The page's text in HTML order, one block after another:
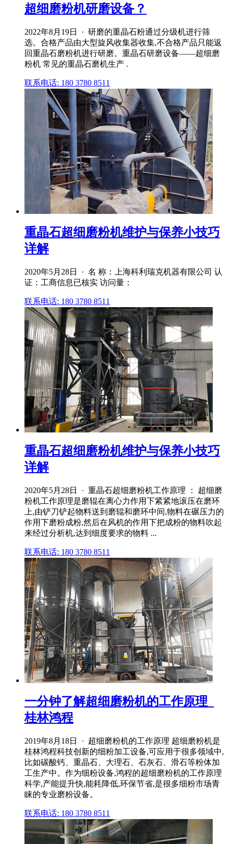
超细磨粉机研磨设备？
2022年8月19日 · 研磨的重晶石粉通过分级机进行筛
选。合格产品由大型旋风收集器收集,不合格产品只能返
回重晶石磨粉机进行研磨。重晶石研磨设备——超细磨
粉机 常见的重晶石磨机生产 .
联系电话: 180 3780 8511
重晶石超细磨粉机维护与保养小技巧
详解
2020年5月28日 · 名 称：上海科利瑞克机器有限公司 认
证：工商信息已核实 访问量：
联系电话: 180 3780 8511
重晶石超细磨粉机维护与保养小技巧
详解
2020年5月28日 · 重晶石超细磨粉机工作原理 ： 超细磨
粉机工作原理是磨辊在离心力作用下紧紧地滚压在磨环
上,由铲刀铲起物料送到磨辊和磨环中间,物料在碾压力的
作用下磨粉成粉,然后在风机的作用下把成粉的物料吹起
来经过分析机,达到细度要求的物料 ...
联系电话: 180 3780 8511
一分钟了解超细磨粉机的工作原理_
桂林鸿程
2019年8月18日 · 超细磨粉机的工作原理 超细磨粉机是
桂林鸿程科技创新的细粉加工设备,可应用于很多领域中,
比如碳酸钙、重晶石、大理石、石灰石、滑石等粉体加
工生产中。作为细粉设备,鸿程的超细磨粉机的工作原理
科学,产能提升快,能耗降低,环保节省,是很多细粉市场青
睐的专业磨粉设备。
联系电话: 180 3780 8511